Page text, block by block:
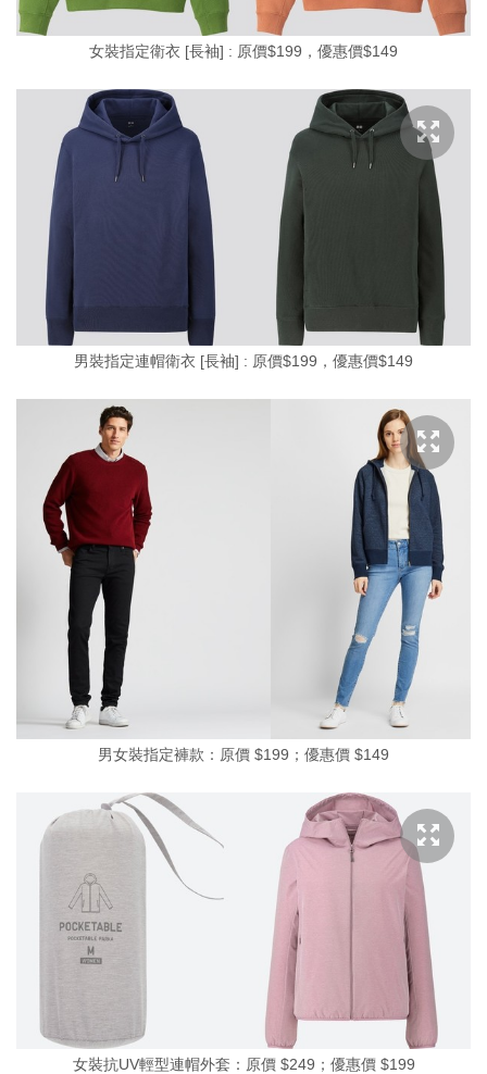
女裝指定衛衣 [長袖] : 原價$199，優惠價$149
男裝指定連帽衛衣 [長袖] : 原價$199，優惠價$149
男女裝指定褲款：原價 $199；優惠價 $149
女裝抗UV輕型連帽外套：原價 $249；優惠價 $199